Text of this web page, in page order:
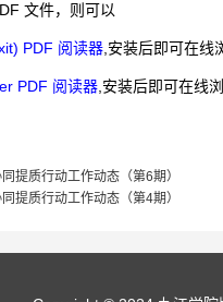
文件，则可以
PDF 阅读器,安装后即可在线
PDF 阅读器,安装后即可在线
提质行动工作动态（第6期）
提质行动工作动态（第4期）